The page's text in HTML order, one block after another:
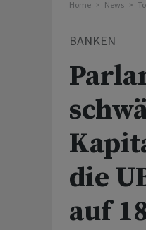
Home News
BANKEN
die
auf